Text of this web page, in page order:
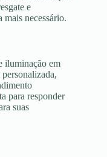
e
mais necessário.
iluminação em
para responder
suas